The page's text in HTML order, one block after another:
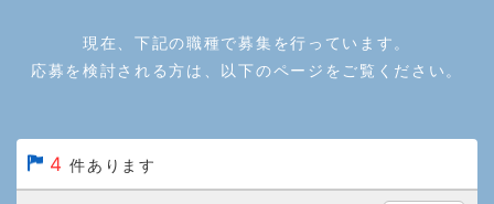
現在、下記の職種で募集を行っています。
応募を検討される方は、以下のページをご覧ください。
4 件あります